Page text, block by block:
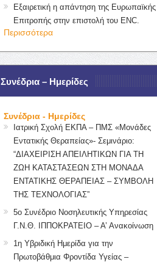
Εξαιρετική η απάντηση της Ευρωπαϊκής
Επιτροπής στην επιστολή του ENC.
Περισσότερα
Συνέδρια – Ημερίδες
Συνέδρια - Ημερίδες
Ιατρική Σχολή ΕΚΠΑ – ΠΜΣ «Μονάδες
Εντατικής Θεραπείας»- Σεμινάριο:
“ΔΙΑΧΕΙΡΙΣΗ ΑΠΕΙΛΗΤΙΚΩΝ ΓΙΑ ΤΗ
ΖΩΗ ΚΑΤΑΣΤΑΣΕΩΝ ΣΤΗ ΜΟΝΑΔΑ
ΕΝΤΑΤΙΚΗΣ ΘΕΡΑΠΕΙΑΣ – ΣΥΜΒΟΛΗ
ΤΗΣ ΤΕΧΝΟΛΟΓΙΑΣ”
5ο Συνέδριο Νοσηλευτικής Υπηρεσίας
Γ.Ν.Θ. ΙΠΠΟΚΡΑΤΕΙΟ – Α’ Ανακοίνωση
1η Υβριδική Ημερίδα για την
Πρωτοβάθμια Φροντίδα Υγείας –